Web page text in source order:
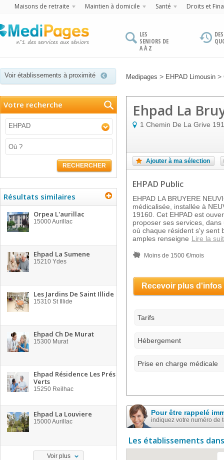
Maisons de retraite Maintien à domicile Santé Droits et
LES
SENIORS DE
A À Z
Voir établissements à proximité Medipages > EHPAD Limousin >
Votre recherche
EHPAD
RECHERCHER
Résultats similaires
Orpea L'aurillac
15000Aurillac
Ehpad La Sumene
15210 Ydes
Les Jardins De Saint Illide
15310 St Illide
Ehpad Ch De Murat
15300 Murat
Ehpad Résidence Les Prés
Verts
15250 Reilhac
Ehpad La Louviere
15000Aurillac
Voir plus
Ehpad La
1 Chemin De La Grive
Ajouter à ma sélection
EHPAD Public
EHPAD LA BRUYERE
médicalisée, installée à
19160. Cet EHPAD est
proposer ses services,
où chaque résident s'y sent
amples renseigne Lire la
Moins de 1500 €/mois
Recevoir plus d'infos
Tarifs
Hébergement
Prise en charge médicale
Pour être rappelé
indiquez votre numéro de
Les établissements